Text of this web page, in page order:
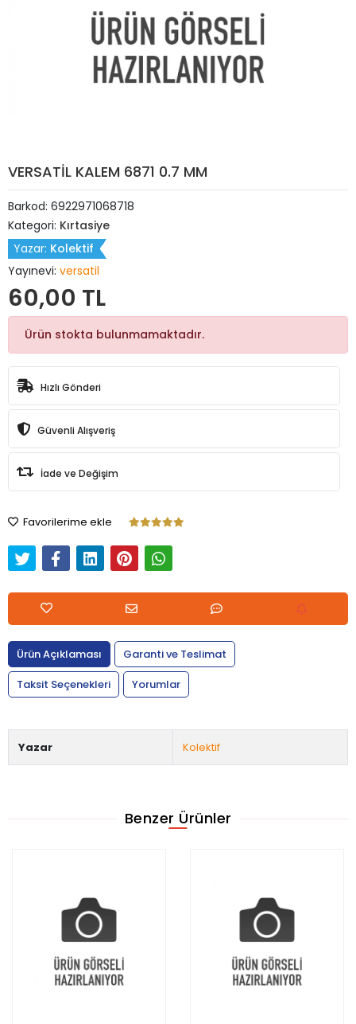
VERSATİL KALEM 6871 0.7 MM
Barkod: 6922971068718
Kategori: Kırtasiye
Yazar: Kolektif
Yayınevi: versatil
60,00 TL
Ürün stokta bulunmamaktadır.
Hızlı Gönderi
Güvenli Alışveriş
İade ve Değişim
Favorilerime ekle
Ürün Açıklaması
Garanti ve Teslimat
Taksit Seçenekleri
Yorumlar
Yazar Kolektif
Benzer Ürünler